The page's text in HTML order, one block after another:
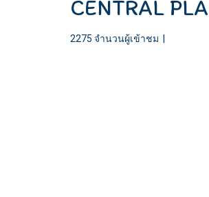
CENTRAL
2275 จำนวนผู้เข้าชม |